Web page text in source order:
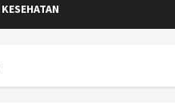
KESEHATAN